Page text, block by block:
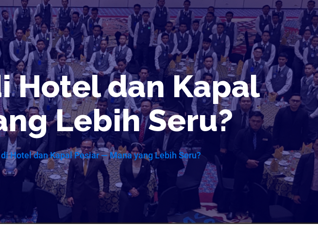
Hotel dan Kapal
Lebih Seru?
Hotel dan Kapal Pesiar — Mana yang Lebih Seru?